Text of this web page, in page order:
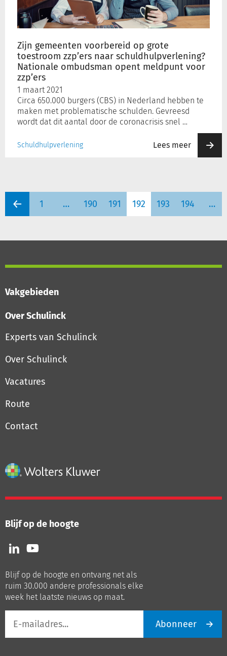
Zijn gemeenten voorbereid op grote
toestroom zzp’ers naar schuldhulpverlening?
Nationale ombudsman opent meldpunt voor
zzp’ers
1 maart 2021
Circa 650.000 burgers (CBS) in Nederland hebben te
maken met problematische schulden. Gevreesd
wordt dat dit aantal door de coronacrisis snel …
Schuldhulpverlening Lees meer
toestroom
zzp’ers
naar
schuldhulpverlening?
Nationale
ombudsman
opent
meldpunt
voor
zzp’ers
1 … 190 191 192 193 194 …
Vakgebieden
Over Schulinck
Experts van Schulinck
Over Schulinck
Vacatures
Route
Contact
Blijf op de hoogte
Volg
ons
LinkedIn
Volg
ons
Youtube
Blijf op de hoogte en ontvang net als
ruim 30.000 andere professionals elke
week het laatste nieuws op maat.
mailadres
Abonneer